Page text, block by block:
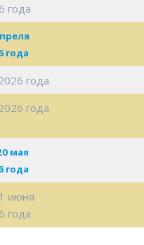
года
года
года
года
мая
года
июня
года